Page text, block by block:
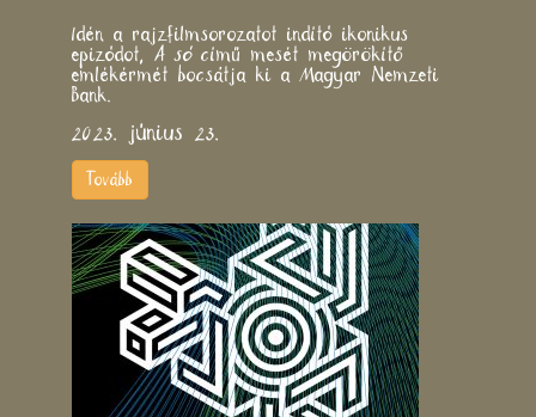
Idén a rajzfilmsorozatot indító ikonikus
epizódot, A só című mesét megörökítő
emlékérmét bocsátja ki a Magyar Nemzeti
Bank.
2023. június 23.
Tovább